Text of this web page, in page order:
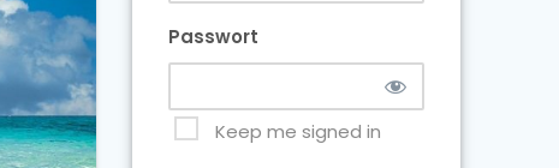
Passwort
Keep me signed in